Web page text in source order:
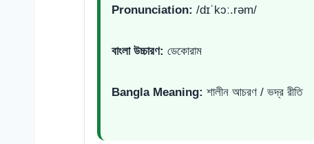
Pronunciation: /dɪˈkɔː.rəm/
বাংলা উচ্চারণ: ডেকোরাম
Bangla Meaning: শালীন আচরণ / ভদ্র রীতি